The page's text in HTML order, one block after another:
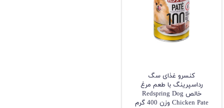
کنسرو غذای سگ
رداسپرینگ با طعم مرغ
خالص Redspring Dog
Chicken Pate وزن 400 گرم